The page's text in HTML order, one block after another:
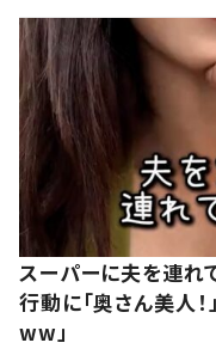
スーパーに夫を連れ
行動に「奥さん美人！
ww」